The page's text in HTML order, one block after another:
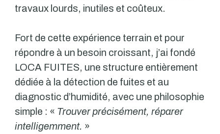
travaux lourds, inutiles et coûteux.
Fort de cette expérience terrain et pour
répondre à un besoin croissant, j’ai fondé
LOCA FUITES, une structure entièrement
dédiée à la détection de fuites et au
diagnostic d’humidité, avec une philosophie
simple : « Trouver précisément, réparer
intelligemment. »